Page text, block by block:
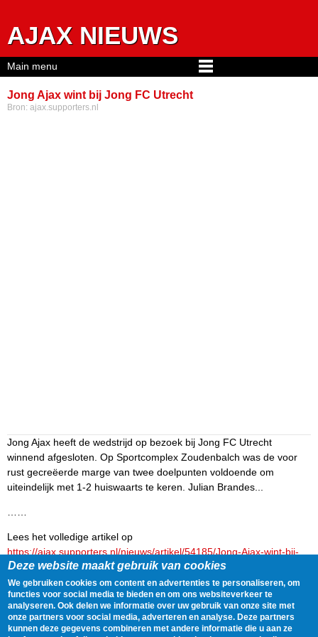
AJAX NIEUWS
Jong Ajax wint bij Jong FC Utrecht
Bron: ajax.supporters.nl
Jong Ajax heeft de wedstrijd op bezoek bij Jong FC Utrecht
winnend afgesloten. Op Sportcomplex Zoudenbalch was de voor
rust gecreëerde marge van twee doelpunten voldoende om
uiteindelijk met 1-2 huiswaarts te keren. Julian Brandes...
Lees het volledige artikel op
https://ajax.supporters.nl/nieuws/artikel/54185/Jong-Ajax-wint-bij-
Jong-FC-Utrecht
Delen Tweet 28 February, 2025 - 22:11
Gegevens
Main menu
Deze website maakt gebruik van cookies
We gebruiken cookies om content en advertenties te personaliseren, om
functies voor social media te bieden en om ons websiteverkeer te
analyseren. Ook delen we informatie over uw gebruik van onze site met
onze partners voor social media, adverteren en analyse. Deze partners
kunnen deze gegevens combineren met andere informatie die u aan ze